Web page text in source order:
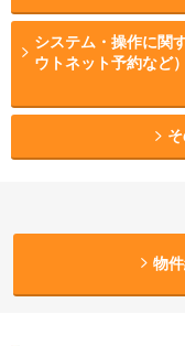
システム・操作に関
ウトネット予約など）
物